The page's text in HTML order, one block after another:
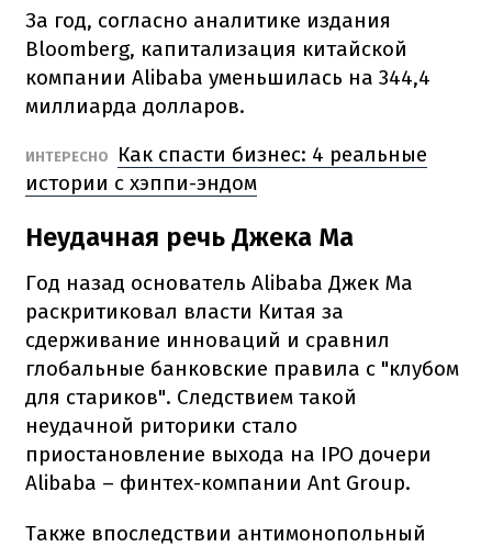
За год, согласно аналитике издания
Bloomberg, капитализация китайской
компании Alibaba уменьшилась на 344,4
миллиарда долларов.
ИНТЕРЕСНО
Как спасти бизнес: 4 реальные
истории с хэппи-эндом
Неудачная речь Джека Ма
Год назад основатель Alibaba Джек Ма
раскритиковал власти Китая за
сдерживание инноваций и сравнил
глобальные банковские правила с "клубом
для стариков". Следствием такой
неудачной риторики стало
приостановление выхода на IPO дочери
Alibaba – финтех-компании Ant Group.
Также впоследствии антимонопольный